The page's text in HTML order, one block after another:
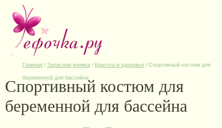
Главная / Записная книжка / Красота и здоровье / Спортивный костюм для
беременной для бассейна
Спортивный костюм для
беременной для бассейна